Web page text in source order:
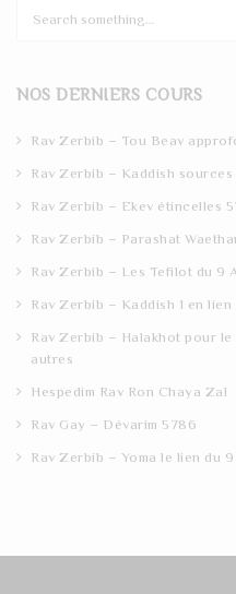
c
NOS DERNIERS COURS
Rav Zerbib – Tou Beav
Rav Zerbib – Kaddish
Rav Zerbib – Ekev étincelles
Rav Zerbib – Parashat
Rav Zerbib – Les Tefilot du 9
Rav Zerbib – Kaddish 1 en lien
Rav Zerbib – Halakhot pour le
autres
Hespedim Rav Ron Chaya Zal
Rav Gay – Dévarim 5786
Rav Zerbib – Yoma le lien du